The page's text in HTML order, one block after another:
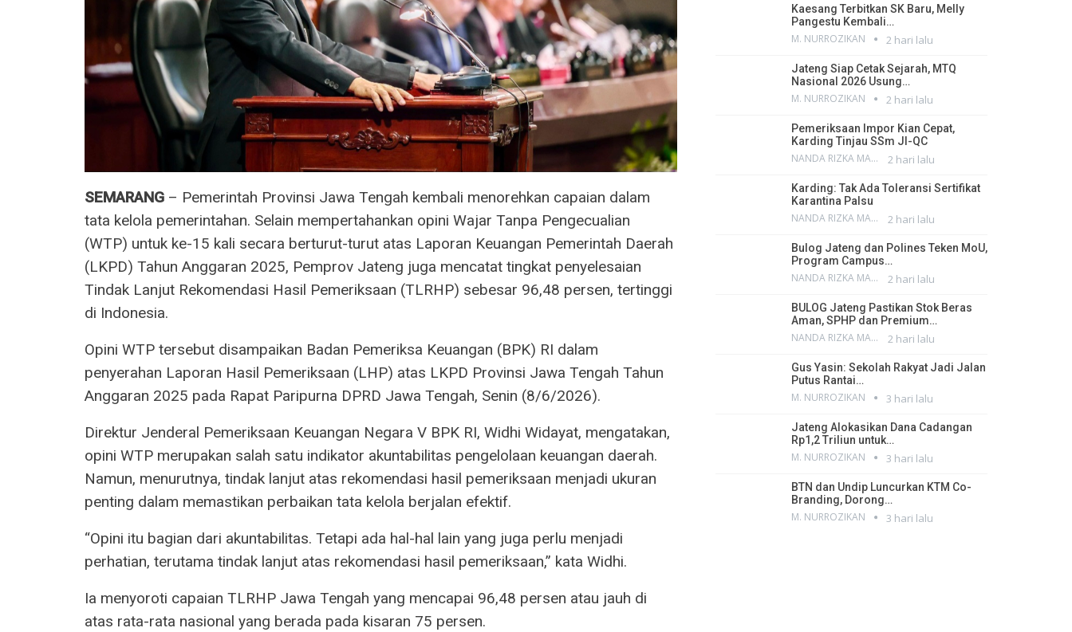
SEMARANG – Pemerintah Provinsi Jawa Tengah kembali menorehkan capaian dalam
tata kelola pemerintahan. Selain mempertahankan opini Wajar Tanpa Pengecualian
(WTP) untuk ke-15 kali secara berturut-turut atas Laporan Keuangan Pemerintah Daerah
(LKPD) Tahun Anggaran 2025, Pemprov Jateng juga mencatat tingkat penyelesaian
Tindak Lanjut Rekomendasi Hasil Pemeriksaan (TLRHP) sebesar 96,48 persen, tertinggi
di Indonesia.
Opini WTP tersebut disampaikan Badan Pemeriksa Keuangan (BPK) RI dalam
penyerahan Laporan Hasil Pemeriksaan (LHP) atas LKPD Provinsi Jawa Tengah Tahun
Anggaran 2025 pada Rapat Paripurna DPRD Jawa Tengah, Senin (8/6/2026).
Direktur Jenderal Pemeriksaan Keuangan Negara V BPK RI, Widhi Widayat, mengatakan,
opini WTP merupakan salah satu indikator akuntabilitas pengelolaan keuangan daerah.
Namun, menurutnya, tindak lanjut atas rekomendasi hasil pemeriksaan menjadi ukuran
penting dalam memastikan perbaikan tata kelola berjalan efektif.
“Opini itu bagian dari akuntabilitas. Tetapi ada hal-hal lain yang juga perlu menjadi
perhatian, terutama tindak lanjut atas rekomendasi hasil pemeriksaan,” kata Widhi.
Ia menyoroti capaian TLRHP Jawa Tengah yang mencapai 96,48 persen atau jauh di
atas rata-rata nasional yang berada pada kisaran 75 persen.
Kaesang Terbitkan SK Baru, Melly
Pangestu Kembali…
M. NURROZIKAN 2 hari lalu
Jateng Siap Cetak Sejarah, MTQ
Nasional 2026 Usung…
M. NURROZIKAN 2 hari lalu
Pemeriksaan Impor Kian Cepat,
Karding Tinjau SSm JI-QC
NANDA RIZKA MAHENDRA 2 hari lalu
Karding: Tak Ada Toleransi Sertifikat
Karantina Palsu
NANDA RIZKA MAHENDRA 2 hari lalu
Bulog Jateng dan Polines Teken MoU,
Program Campus…
NANDA RIZKA MAHENDRA 2 hari lalu
BULOG Jateng Pastikan Stok Beras
Aman, SPHP dan Premium…
NANDA RIZKA MAHENDRA 2 hari lalu
Gus Yasin: Sekolah Rakyat Jadi Jalan
Putus Rantai…
M. NURROZIKAN 3 hari lalu
Jateng Alokasikan Dana Cadangan
Rp1,2 Triliun untuk…
M. NURROZIKAN 3 hari lalu
BTN dan Undip Luncurkan KTM Co-
Branding, Dorong…
M. NURROZIKAN 3 hari lalu